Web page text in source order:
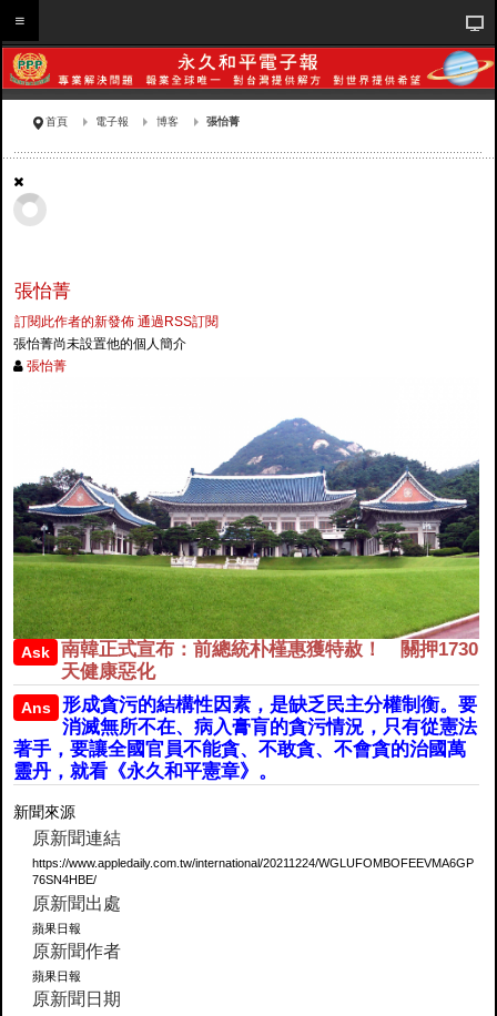
首頁 電子報 博客 張怡菁
張怡菁
訂閱此作者的新發佈 通過RSS訂閱
張怡菁尚未設置他的個人簡介
張怡菁
Ask
南韓正式宣布：前總統朴槿惠獲特赦！ 關押1730
天健康惡化
Ans
形成貪污的結構性因素，是缺乏民主分權制衡。要
消滅無所不在、病入膏肓的貪污情況，只有從憲法
著手，要讓全國官員不能貪、不敢貪、不會貪的治國萬
靈丹，就看《永久和平憲章》。
新聞來源
原新聞連結
https://www.appledaily.com.tw/international/20211224/WGLUFOMBOFEEVMA6GP
76SN4HBE/
原新聞出處
蘋果日報
原新聞作者
蘋果日報
原新聞日期